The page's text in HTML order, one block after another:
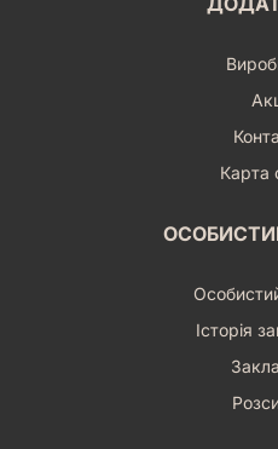
сьогодні і готуйтеся до
ігрових пригод, які лише
Карта
Історія